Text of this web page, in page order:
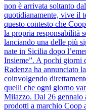
non è arrivata soltanto
quotidianamente, vive il
questo contesto che
la propria responsabilità
lanciando una delle più
nate in Sicilia dopo
Insieme”. A pochi giorni
Radenza ha annunciato
coinvolgendo
quelli che ogni giorno
Milazzo. Dal 26 gennaio
prodotti a marchio Coop